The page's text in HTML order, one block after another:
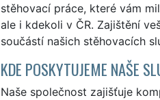
stěhovací práce, které vám
ale i kdekoli v ČR. Zajištění
součástí našich stěhovacích
KDE POSKYTUJEME NAŠE
Naše společnost zajišťuje